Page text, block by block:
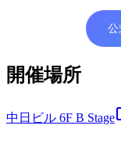
公
開催場所
中日ビル 6F B Stage